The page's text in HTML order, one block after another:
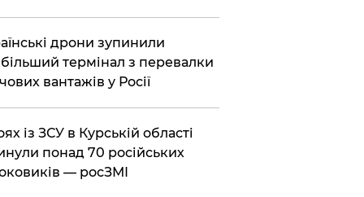
дрони зупинили
термінал з перевалки
вантажів у Росії
із ЗСУ в Курській області
понад 70 російських
— росЗМІ